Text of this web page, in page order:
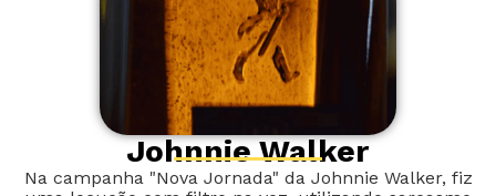
Johnnie Walker
Na campanha "Nova Jornada" da Johnnie Walker, fiz